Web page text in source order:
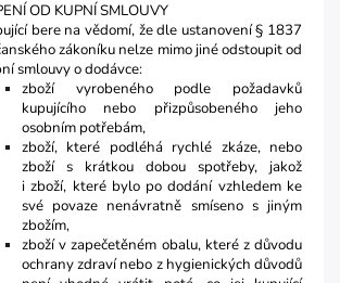
OD KUPNÍ SMLOUVY
bere na vědomí, že dle ustanovení § 1837
zákoníku nelze mimo jiné odstoupit od
smlouvy o dodávce:
zboží vyrobeného podle požadavků
kupujícího nebo přizpůsobeného jeho
osobním potřebám,
zboží, které podléhá rychlé zkáze, nebo
zboží s krátkou dobou spotřeby, jakož
i zboží, které bylo po dodání vzhledem ke
své povaze nenávratně smíseno s jiným
zbožím,
zboží v zapečetěném obalu, které z důvodu
ochrany zdraví nebo z hygienických důvodů